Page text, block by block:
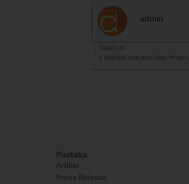
admin
Prev
Sebelum
8 Manfaat Akreditasi bagi
Pustaka
Artikel
Press Release